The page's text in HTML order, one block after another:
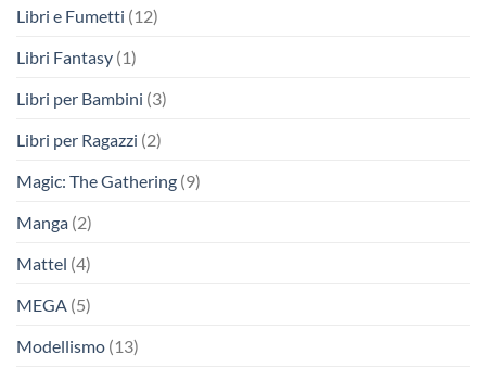
Libri e Fumetti (12)
Libri Fantasy (1)
Libri per Bambini (3)
Libri per Ragazzi (2)
Magic: The Gathering (9)
Manga (2)
Mattel (4)
MEGA (5)
Modellismo (13)